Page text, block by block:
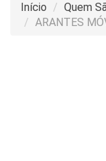
Início Quem
ARANTES